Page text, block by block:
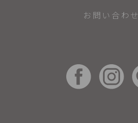
お問い合わせ